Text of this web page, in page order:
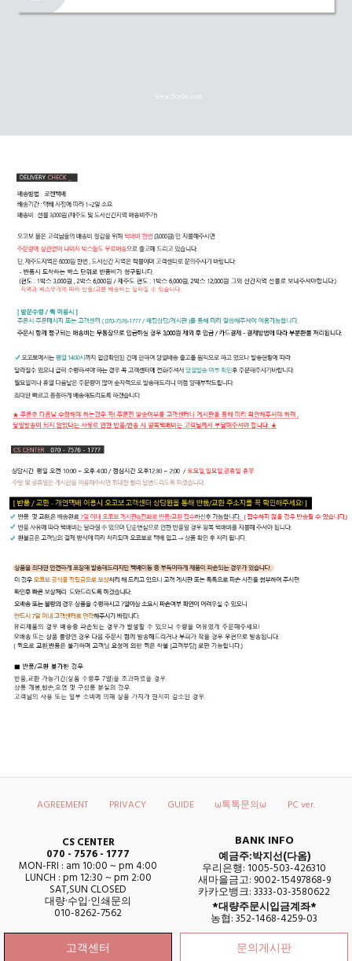
AGREEMENT PRIVACY GUIDE ω톡톡문의ω PC ver.
CS CENTER
070 - 7576 - 1777
MON-FRI : am 10:00 ~ pm 4:00
LUNCH : pm 12:30 ~ pm 2:00
SAT,SUN CLOSED
대량·수입·인쇄문의
010-8262-7562
고객센터
BANK INFO
예금주:박지선(다옴)
우리은행: 1005-503-426310
새마을금고: 9002-15497868-9
카카오뱅크: 3333-03-3580622
*대량주문시입금계좌*
농협: 352-1468-4259-03
문의게시판